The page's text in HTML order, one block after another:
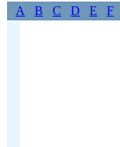
A B C D E F